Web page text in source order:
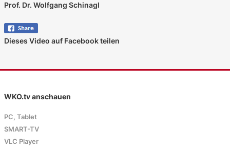
Prof. Dr. Wolfgang Schinagl
Dieses Video auf Facebook teilen
WKO.tv anschauen
PC, Tablet
SMART-TV
VLC Player